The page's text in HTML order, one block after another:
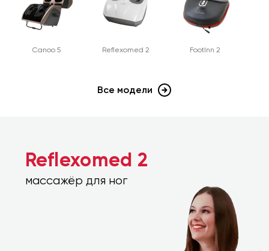
Canoo 5 Reflexomed 2 FootInn 2
Все модели
Reflexomed 2
массажёр для ног